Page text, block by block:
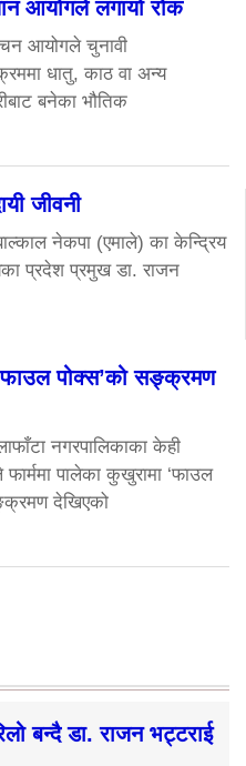
आयोगले लगायो रोक
आयोगले चुनावी
धातु, काठ वा अन्य
बनेका भौतिक
जीवनी
नेकपा (एमाले) का केन्द्रिय
प्रदेश प्रमुख डा. राजन
पोक्स’को सङ्क्रमण
नगरपालिकाका केही
पालेका कुखुरामा ‘फाउल
देखिएको
बन्दै डा. राजन भट्टराई